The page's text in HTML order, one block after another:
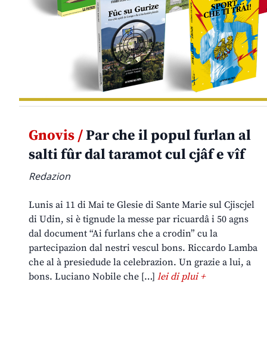
Gnovis /Par che il popul furlan al
salti fûr dal taramot cul cjâf e vîf
Redazion
Lunis ai 11 di Mai te Glesie di Sante Marie sul Cjiscjel
di Udin, si è tignude la messe par ricuardâ i 50 agns
dal document “Ai furlans che a crodin” cu la
partecipazion dal nestri vescul bons. Riccardo Lamba
che al à presiedude la celebrazion. Un grazie a lui, a
bons. Luciano Nobile che […] lei di plui +